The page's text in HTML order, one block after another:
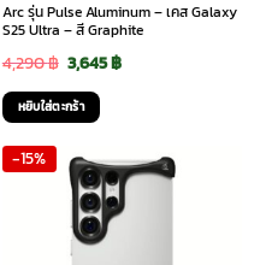
Arc รุ่น Pulse Aluminum – เคส Galaxy
S25 Ultra – สี Graphite
4,290฿ Original
price
was:
4,290 ฿.
3,645฿Current
3,645 ฿.
หยิบใส่ตะกร้า
-15%